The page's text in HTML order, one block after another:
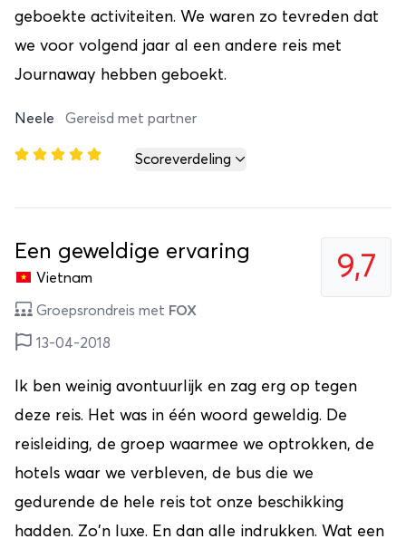
geboekte activiteiten. We waren zo tevreden dat
we voor volgend jaar al een andere reis met
Journaway hebben geboekt.
Neele Gereisd met partner
Scoreverdeling
9,7
Een geweldige ervaring
Vietnam
Groepsrondreis met FOX
13-04-2018
Ik ben weinig avontuurlijk en zag erg op tegen
deze reis. Het was in één woord geweldig. De
reisleiding, de groep waarmee we optrokken, de
hotels waar we verbleven, de bus die we
gedurende de hele reis tot onze beschikking
hadden. Zo'n luxe. En dan alle indrukken. Wat een